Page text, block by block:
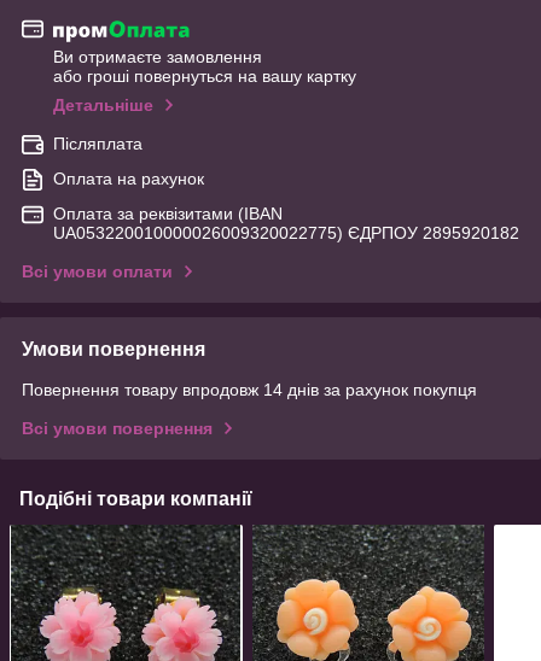
Ви отримаєте замовлення
або гроші повернуться на вашу картку
Детальніше
Післяплата
Оплата на рахунок
Оплата за реквізитами (IBAN
UA053220010000026009320022775) ЄДРПОУ 2895920182
Всі умови оплати
Умови повернення
Повернення товару впродовж 14 днів за рахунок покупця
Всі умови повернення
Подібні товари компанії